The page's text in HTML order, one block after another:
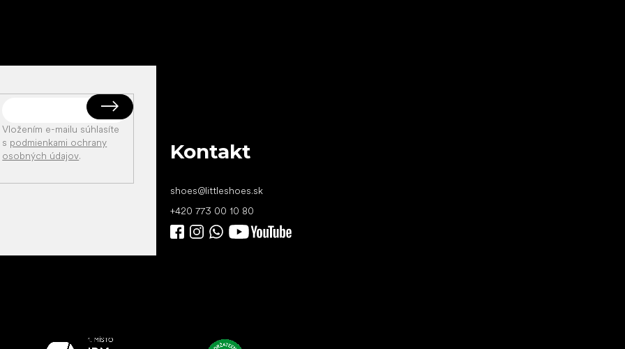
Vložením e-mailu súhlasíte
s podmienkami ochrany
osobných údajov. Kontakt
shoes@littleshoes.sk
+420 773 00 10 80